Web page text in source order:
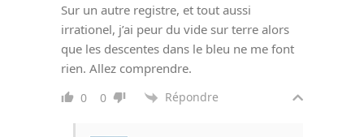
Sur un autre registre, et tout aussi
irrationel, j’ai peur du vide sur terre alors
que les descentes dans le bleu ne me font
rien. Allez comprendre.
0 0 Répondre